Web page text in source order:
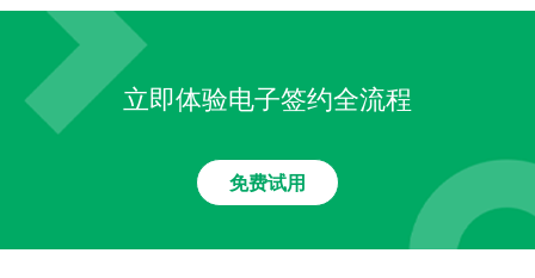
立即体验电子签约全流程
免费试用